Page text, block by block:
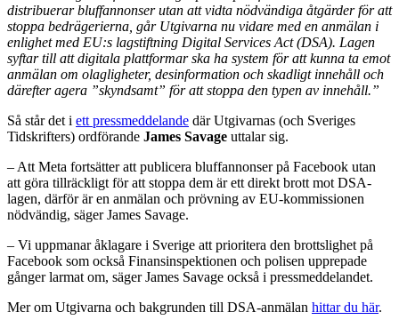
distribuerar bluffannonser utan att vidta nödvändiga åtgärder för att
stoppa bedrägerierna, går Utgivarna nu vidare med en anmälan i
enlighet med EU:s lagstiftning Digital Services Act (DSA). Lagen
syftar till att digitala plattformar ska ha system för att kunna ta emot
anmälan om olagligheter, desinformation och skadligt innehåll och
därefter agera ”skyndsamt” för att stoppa den typen av innehåll.”
Så står det i ett pressmeddelande där Utgivarnas (och Sveriges
Tidskrifters) ordförande James Savage uttalar sig.
– Att Meta fortsätter att publicera bluffannonser på Facebook utan
att göra tillräckligt för att stoppa dem är ett direkt brott mot DSA-
lagen, därför är en anmälan och prövning av EU-kommissionen
nödvändig, säger James Savage.
– Vi uppmanar åklagare i Sverige att prioritera den brottslighet på
Facebook som också Finansinspektionen och polisen upprepade
gånger larmat om, säger James Savage också i pressmeddelandet.
Mer om Utgivarna och bakgrunden till DSA-anmälan hittar du här.